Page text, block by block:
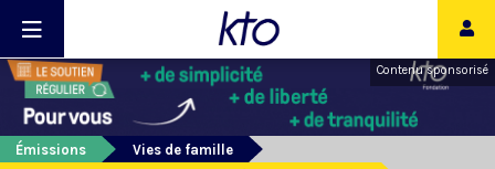
Contenu sponsorisé
Émissions
Vies de famille